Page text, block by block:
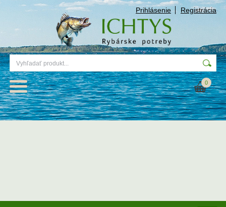
Prihlásenie Registrácia
0